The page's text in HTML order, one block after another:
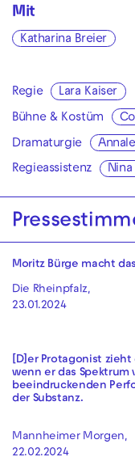
Mit
Katharina Breier
Regie Lara Kaiser
Bühne & Kostüm
Dramaturgie
Regieassistenz
Moritz Bürge macht
Die Rheinpfalz,
23.01.2024
[D]er Protagonist
wenn er das Spektrum
beeindruckenden
der Substanz.
Mannheimer Morgen,
22.02.2024